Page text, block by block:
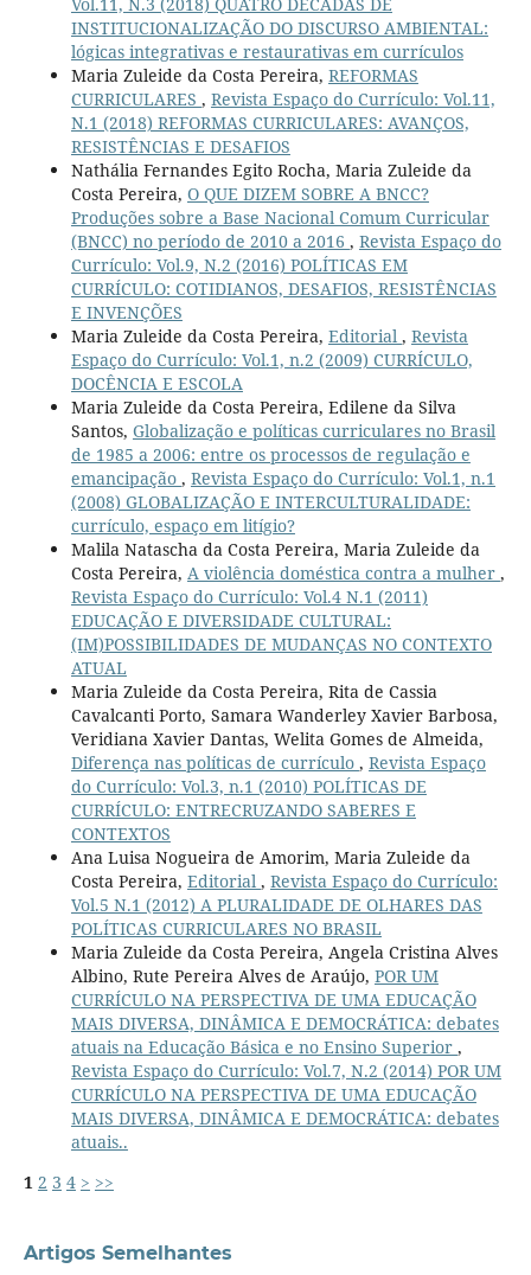
INSTITUCIONALIZAÇÃO DO DISCURSO AMBIENTAL:
lógicas integrativas e restaurativas em currículos
Maria Zuleide da Costa Pereira, REFORMAS
CURRICULARES , Revista Espaço do Currículo: Vol.11,
N.1 (2018) REFORMAS CURRICULARES: AVANÇOS,
RESISTÊNCIAS E DESAFIOS
Nathália Fernandes Egito Rocha, Maria Zuleide da
Costa Pereira, O QUE DIZEM SOBRE A BNCC?
Produções sobre a Base Nacional Comum Curricular
(BNCC) no período de 2010 a 2016 , Revista Espaço do
Currículo: Vol.9, N.2 (2016) POLÍTICAS EM
CURRÍCULO: COTIDIANOS, DESAFIOS, RESISTÊNCIAS
E INVENÇÕES
Maria Zuleide da Costa Pereira, Editorial , Revista
Espaço do Currículo: Vol.1, n.2 (2009) CURRÍCULO,
DOCÊNCIA E ESCOLA
Maria Zuleide da Costa Pereira, Edilene da Silva
Santos, Globalização e políticas curriculares no Brasil
de 1985 a 2006: entre os processos de regulação e
emancipação , Revista Espaço do Currículo: Vol.1, n.1
(2008) GLOBALIZAÇÃO E INTERCULTURALIDADE:
currículo, espaço em litígio?
Malila Natascha da Costa Pereira, Maria Zuleide da
Costa Pereira, A violência doméstica contra a mulher ,
Revista Espaço do Currículo: Vol.4 N.1 (2011)
EDUCAÇÃO E DIVERSIDADE CULTURAL:
(IM)POSSIBILIDADES DE MUDANÇAS NO CONTEXTO
ATUAL
Maria Zuleide da Costa Pereira, Rita de Cassia
Cavalcanti Porto, Samara Wanderley Xavier Barbosa,
Veridiana Xavier Dantas, Welita Gomes de Almeida,
Diferença nas políticas de currículo , Revista Espaço
do Currículo: Vol.3, n.1 (2010) POLÍTICAS DE
CURRÍCULO: ENTRECRUZANDO SABERES E
CONTEXTOS
Ana Luisa Nogueira de Amorim, Maria Zuleide da
Costa Pereira, Editorial , Revista Espaço do Currículo:
Vol.5 N.1 (2012) A PLURALIDADE DE OLHARES DAS
POLÍTICAS CURRICULARES NO BRASIL
Maria Zuleide da Costa Pereira, Angela Cristina Alves
Albino, Rute Pereira Alves de Araújo, POR UM
CURRÍCULO NA PERSPECTIVA DE UMA EDUCAÇÃO
MAIS DIVERSA, DINÂMICA E DEMOCRÁTICA: debates
atuais na Educação Básica e no Ensino Superior ,
Revista Espaço do Currículo: Vol.7, N.2 (2014) POR UM
CURRÍCULO NA PERSPECTIVA DE UMA EDUCAÇÃO
MAIS DIVERSA, DINÂMICA E DEMOCRÁTICA: debates
atuais..
1 2 3 4 > >>
Artigos Semelhantes